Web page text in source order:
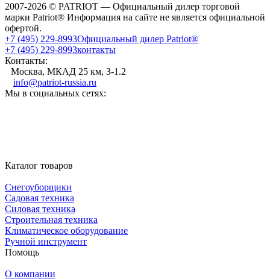
2007-2026 © PATRIOT — Официальный дилер торговой
марки Patriot® Информация на сайте не является официальной
офертой.
+7 (495) 229-8993Официальный дилер Patriot®
+7 (495) 229-8993контакты
Контакты:
Москва, МКАД 25 км, З-1.2
info@patriot-russia.ru
Мы в социальных сетях:
Каталог товаров
Снегоуборщики
Садовая техника
Силовая техника
Строительная техника
Климатическое оборудование
Ручной инструмент
Помощь
О компании